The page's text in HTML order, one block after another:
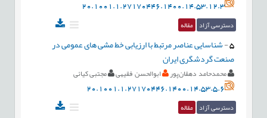
20.1001.1.27170446.1400.14.53.12.3
دسترسی آزاد مقاله
5
-شناسایی عناصر مرتبط با ارزیابی خط ‏مشی های عمومی در
صنعت گردشگری ایران
محمدحامد دهقان‌پور ابوالحسن فقیهی مجتبی کیائی
20.1001.1.27170446.1400.14.53.5.6
دسترسی آزاد مقاله